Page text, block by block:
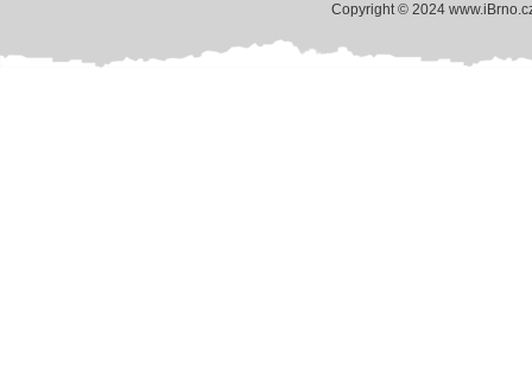
Copyright © 2024